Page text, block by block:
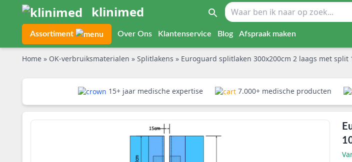
klinimed
Assortiment Over Ons Klantenservice Blog Afspraak maken
Home » OK-verbruiksmaterialen » Splitlakens » Euroguard splitlaken 300x200cm 2 laags met split
15+ jaar medische expertise 7.000+ medische producten